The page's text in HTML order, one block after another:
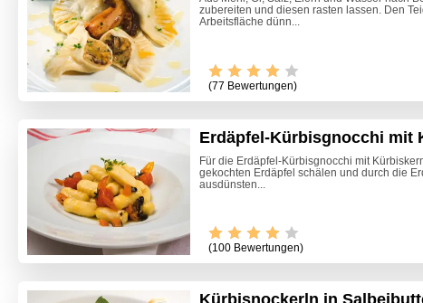
zubereiten und diesen rasten lassen. Den
Arbeitsfläche dünn...
(77 Bewertungen)
Erdäpfel-Kürbisgnocchi mit
Für die Erdäpfel-Kürbisgnocchi mit
gekochten Erdäpfel schälen und durch die
ausdünsten...
(100 Bewertungen)